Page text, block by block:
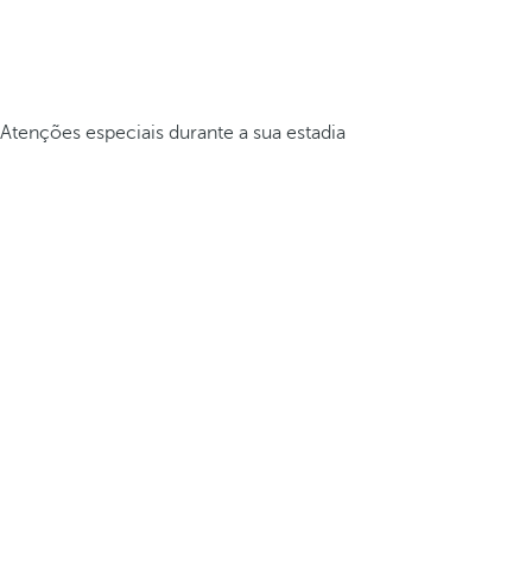
Atenções especiais durante a sua estadia